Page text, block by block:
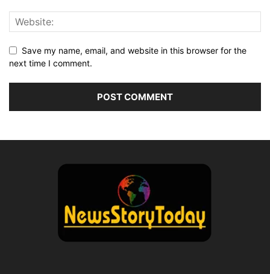
Save my name, email, and website in this browser for the
next time I comment.